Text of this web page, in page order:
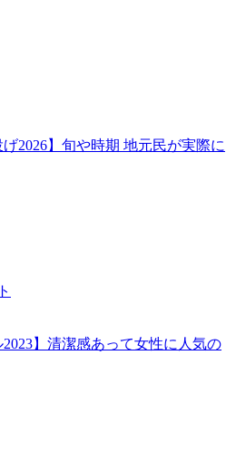
げ2026】旬や時期 地元民が実際に
2023】清潔感あって女性に人気の